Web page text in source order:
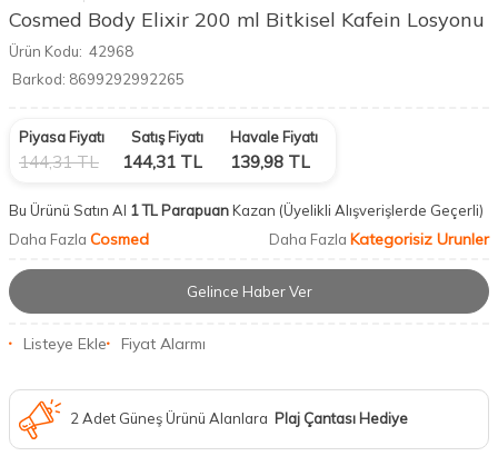
Cosmed Body Elixir 200 ml Bitkisel Kafein Losyonu
Ürün Kodu: 42968
Barkod: 8699292992265
Piyasa Fiyatı
144,31TL
Satış Fiyatı
144,31 TL
Havale Fiyatı
139,98 TL
Bu Ürünü Satın Al 1 TL ParapuanKazan (Üyelikli Alışverişlerde Geçerli)
Daha Fazla Cosmed Daha Fazla Kategorisiz Urunler
Gelince Haber Ver
Listeye Ekle Fiyat Alarmı
2 Adet Güneş Ürünü Alanlara Plaj Çantası Hediye